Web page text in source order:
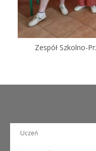
Zespół Szkolno-
Uczeń